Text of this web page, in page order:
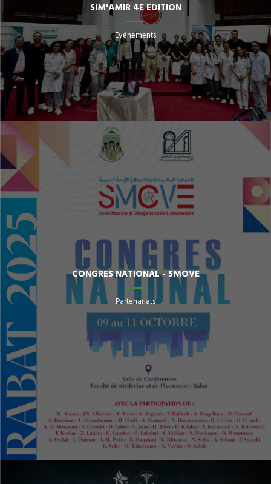
SIM'AMIR 4E EDITION
Evénements
CONGRES NATIONAL - SMOVE
Partenariats